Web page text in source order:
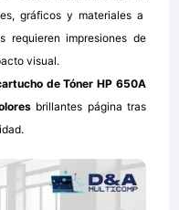
gráficos y materiales a
requieren impresiones de
visual.
de Tóner HP 650A
brillantes página tras